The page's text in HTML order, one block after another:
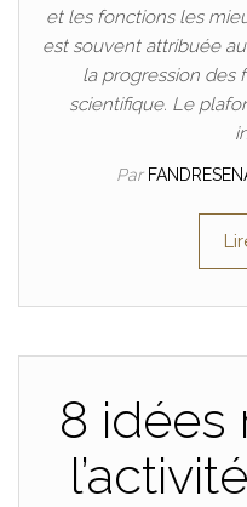
et les fonctions les
est souvent attribuée
la progression des
scientifique. Le
Par
8 idées